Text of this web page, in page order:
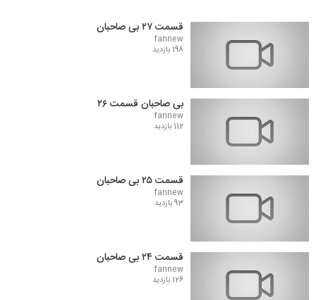
قسمت ۲۷ بی صاحبان
fannew
198 بازدید
بی صاحبان قسمت ۲۶
fannew
112 بازدید
قسمت ۲۵ بی صاحبان
fannew
93 بازدید
قسمت ۲۴ بی صاحبان
fannew
126 بازدید